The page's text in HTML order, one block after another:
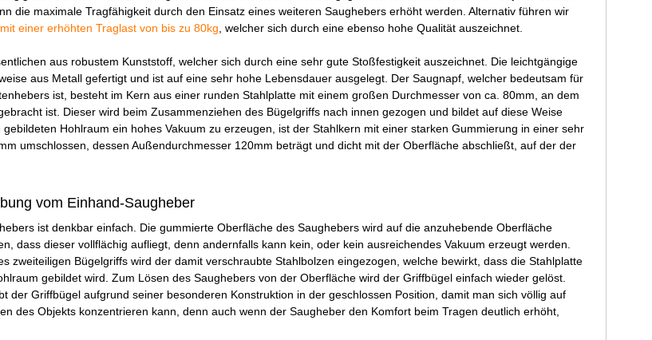
die maximale Tragfähigkeit durch den Einsatz eines weiteren Saughebers erhöht werden. Alternativ führen wir
einer erhöhten Traglast von bis zu 80kg, welcher sich durch eine ebenso hohe Qualität auszeichnet.
aus robustem Kunststoff, welcher sich durch eine sehr gute Stoßfestigkeit auszeichnet. Die leichtgängige
aus Metall gefertigt und ist auf eine sehr hohe Lebensdauer ausgelegt. Der Saugnapf, welcher bedeutsam für
ist, besteht im Kern aus einer runden Stahlplatte mit einem großen Durchmesser von ca. 80mm, an dem
ist. Dieser wird beim Zusammenziehen des Bügelgriffs nach innen gezogen und bildet auf diese Weise
Hohlraum ein hohes Vakuum zu erzeugen, ist der Stahlkern mit einer starken Gummierung in einer sehr
umschlossen, dessen Außendurchmesser 120mm beträgt und dicht mit der Oberfläche abschließt, auf der der
vom Einhand-Saugheber
ist denkbar einfach. Die gummierte Oberfläche des Saughebers wird auf die anzuhebende Oberfläche
dass dieser vollflächig aufliegt, denn andernfalls kann kein, oder kein ausreichendes Vakuum erzeugt werden.
zweiteiligen Bügelgriffs wird der damit verschraubte Stahlbolzen eingezogen, welche bewirkt, dass die Stahlplatte
gebildet wird. Zum Lösen des Saughebers von der Oberfläche wird der Griffbügel einfach wieder gelöst.
der Griffbügel aufgrund seiner besonderen Konstruktion in der geschlossen Position, damit man sich völlig auf
des Objekts konzentrieren kann, denn auch wenn der Saugheber den Komfort beim Tragen deutlich erhöht,